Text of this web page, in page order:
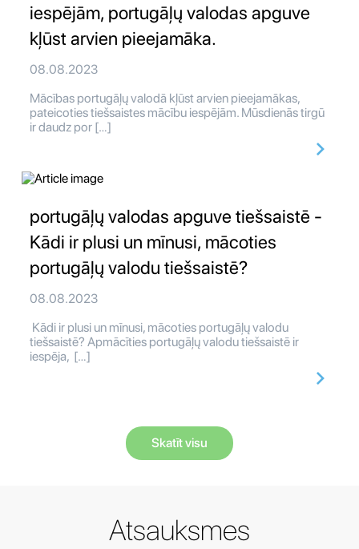
iespējām, portugāļų valodas apguve
kļūst arvien pieejamāka.
08.08.2023
Mācības portugāļų valodā kļūst arvien pieejamākas,
pateicoties tiešsaistes mācību iespējām. Mūsdienās tirgū
ir daudz por […]
portugāļų valodas apguve tiešsaistē -
Kādi ir plusi un mīnusi, mācoties
portugāļų valodu tiešsaistē?
08.08.2023
Kādi ir plusi un mīnusi, mācoties portugāļų valodu
tiešsaistē? Apmācīties portugāļų valodu tiešsaistē ir
iespēja, […]
Skatīt visu
Atsauksmes